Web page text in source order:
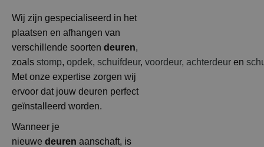
Wij zijn gespecialiseerd in het
plaatsen en afhangen van
verschillende soorten deuren,
zoals stomp, opdek, schuifdeur, voordeur, achterdeur en
Met onze expertise zorgen wij
ervoor dat jouw deuren perfect
geïnstalleerd worden.
Wanneer je
nieuwe deuren aanschaft, is